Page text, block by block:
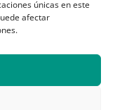
únicas en este
afectar